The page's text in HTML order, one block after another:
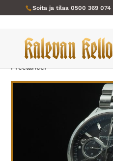
Soita ja tilaa 0500 369 074
Verkkokauppa/Miesten kellot
Freelancer